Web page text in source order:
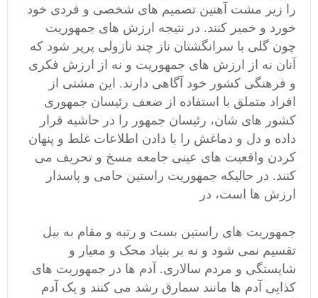
را زیر مشت آهنین تصمیم های شخصی و فردی خود
خورد و خمیر کنند. در نتیجه ارزش های جمهوریت
چون گلی با سرانگشتان ناز چند نازولی پرپر شود که
آنان نه از ارزش های جمهوریت و نه از ارزش فکری
و فرهنگی کشور خود آگاهی دارند. این مشتی از
افراد متملق با استفاده از ضعف رئیسان جمهوری
کشور های شان، رئیسان جمهور را در حاشیه قرار
داده و دل و دماغش را با دادن اطلاعات غلط و پنهان
کردن واقعیت های عینی جامعه مسخ و تحریف می
کنند. در حالیکه جمهوریت راستین حامی و پاسدار
ارزش ها است، در
جمهوریت های راستین بست و رتبه و مقام به بیل
تقسیم نمی شود و نه بر بنیاد محک و معیار و
شایستگی و مردم سالاری. آدم ها در جمهوریت های
کذایی آدم ها مانند سمارق رشد می کنند و یک آدم